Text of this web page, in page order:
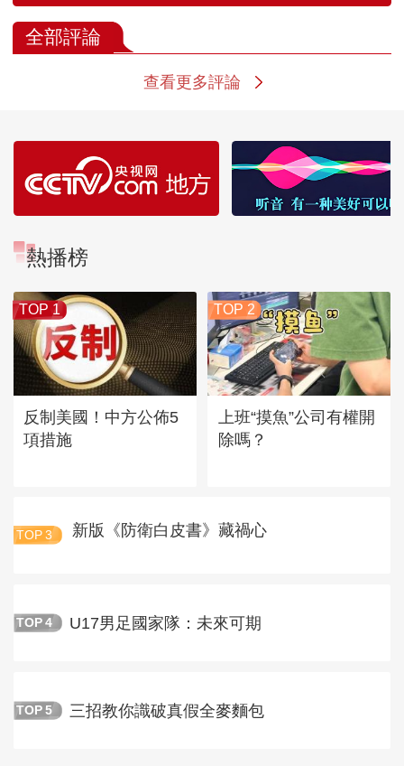
全部評論
查看更多評論
熱播榜
TOP 1
反制美國！中方公佈5
項措施
TOP 2
上班“摸魚”公司有權開
除嗎？
TOP 3 新版《防衛白皮書》藏禍心
TOP 4 U17男足國家隊：未來可期
TOP 5 三招教你識破真假全麥麵包